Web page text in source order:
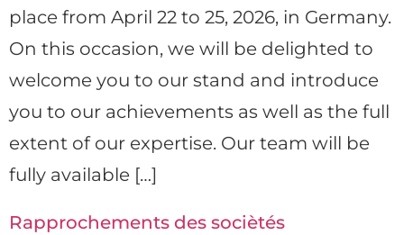
place from April 22 to 25, 2026, in Germany.
On this occasion, we will be delighted to
welcome you to our stand and introduce
you to our achievements as well as the full
extent of our expertise. Our team will be
fully available […]
Rapprochements des sociètés